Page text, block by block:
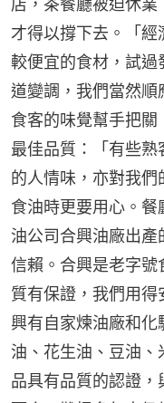
店，茶餐廳被迫休
才得以撐下去。「
較便宜的食材，試過
道變調，我們當然順
食客的味覺幫手把
最佳品質：「有些
的人情味，亦對我們
食油時更要用心。
油公司合興油廠出產
信賴。合興是老字號
質有保證，我們用
興有自家煉油廠和化
油、花生油、豆油
品具有品質的認證